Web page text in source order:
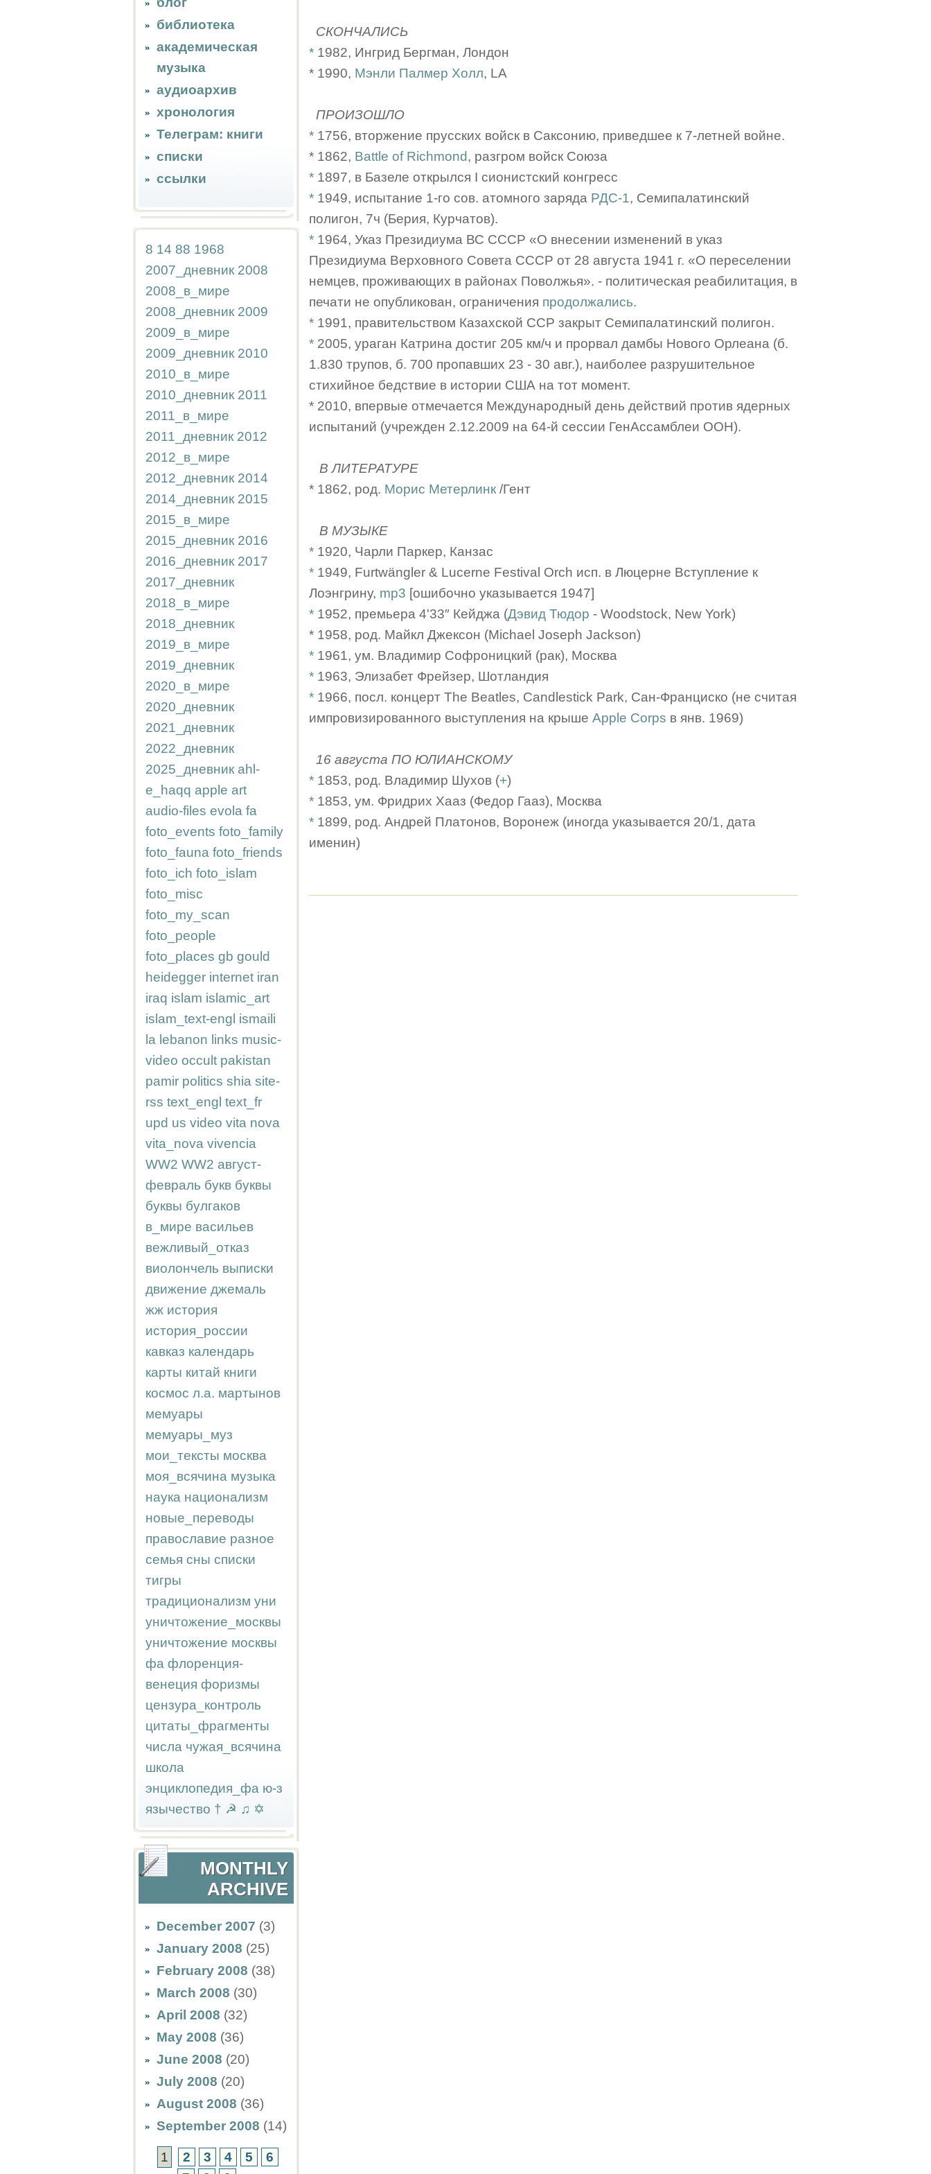
библиотека
академическая
музыка
аудиоархив
хронология
Телеграм: книги
списки
ссылки
8 14 88 1968
2007_дневник 2008
2008_в_мире
2008_дневник 2009
2009_в_мире
2009_дневник 2010
2010_в_мире
2010_дневник 2011
2011_в_мире
2011_дневник 2012
2012_в_мире
2012_дневник 2014
2014_дневник 2015
2015_в_мире
2015_дневник 2016
2016_дневник 2017
2017_дневник
2018_в_мире
2018_дневник
2019_в_мире
2019_дневник
2020_в_мире
2020_дневник
2021_дневник
2022_дневник
2025_дневник ahl-
e_haqq apple art
audio-files evola fa
foto_events foto_family
foto_fauna foto_friends
foto_ich foto_islam
foto_misc
foto_my_scan
foto_people
foto_places gb gould
heidegger internet iran
iraq islam islamic_art
islam_text-engl ismaili
la lebanon links music-
video occult pakistan
pamir politics shia site-
rss text_engl text_fr
upd us video vita nova
vita_nova vivencia
WW2 WW2 август-
февраль букв буквы
буквы булгаков
в_мире васильев
вежливый_отказ
виолончель выписки
движение джемаль
жж история
история_россии
кавказ календарь
карты китай книги
космос л.а. мартынов
мемуары
мемуары_муз
мои_тексты москва
моя_всячина музыка
наука национализм
новые_переводы
православие разное
семья сны списки
тигры
традиционализм уни
уничтожение_москвы
уничтожение москвы
фа флоренция-
венеция форизмы
цензура_контроль
цитаты_фрагменты
числа чужая_всячина
школа
энциклопедия_фа ю-з
язычество † ☭ ♫ ✡
MONTHLY
ARCHIVE
December 2007 (3)
January 2008 (25)
February 2008 (38)
March 2008 (30)
April 2008 (32)
May 2008 (36)
June 2008 (20)
July 2008 (20)
August 2008 (36)
September 2008 (14)
1 2 3 4 5
6
СКОНЧАЛИСЬ
* 1982, Ингрид Бергман, Лондон
* 1990, Мэнли Палмер Холл, LA
ПРОИЗОШЛО
* 1756, вторжение прусских войск в Саксонию, приведшее к 7-летней войне.
* 1862, Battle of Richmond, разгром войск Союза
* 1897, в Базеле открылся I сионистский конгресс
* 1949, испытание 1-го сов. атомного заряда РДС-1, Семипалатинский
полигон, 7ч (Берия, Курчатов).
* 1964, Указ Президиума ВС СССР «О внесении изменений в указ
Президиума Верховного Совета СССР от 28 августа 1941 г. «О переселении
немцев, проживающих в районах Поволжья». - политическая реабилитация, в
печати не опубликован, ограничения продолжались.
* 1991, правительством Казахской ССР закрыт Семипалатинский полигон.
* 2005, ураган Катрина достиг 205 км/ч и прорвал дамбы Нового Орлеана (б.
1.830 трупов, б. 700 пропавших 23 - 30 авг.), наиболее разрушительное
стихийное бедствие в истории США на тот момент.
* 2010, впервые отмечается Международный день действий против ядерных
испытаний (учрежден 2.12.2009 на 64-й сессии ГенАссамблеи ООН).
В ЛИТЕРАТУРЕ
* 1862, род. Морис Метерлинк /Гент
В МУЗЫКЕ
* 1920, Чарли Паркер, Канзас
* 1949, Furtwängler & Lucerne Festival Orch исп. в Люцерне Вступление к
Лоэнгрину, mp3 [ошибочно указывается 1947]
* 1952, премьера 4'33″ Кейджа (Дэвид Тюдор - Woodstock, New York)
* 1958, род. Майкл Джексон (Michael Joseph Jackson)
* 1961, ум. Владимир Софроницкий (рак), Москва
* 1963, Элизабет Фрейзер, Шотландия
* 1966, посл. концерт The Beatles, Candlestick Park, Сан-Франциско (не считая
импровизированного выступления на крыше Apple Corps в янв. 1969)
16 августа ПО ЮЛИАНСКОМУ
* 1853, род. Владимир Шухов (+)
* 1853, ум. Фридрих Хааз (Федор Гааз), Москва
* 1899, род. Андрей Платонов, Воронеж (иногда указывается 20/1, дата
именин)